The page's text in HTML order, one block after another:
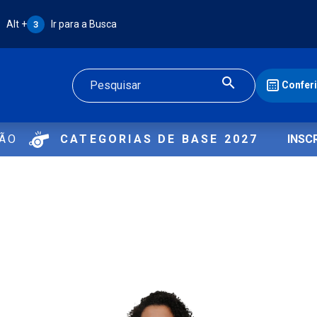
Atalho Alt + 3:
Alt + 3 Ir para a Busca
Buscar
CATEGORIAS DE BASE 2027